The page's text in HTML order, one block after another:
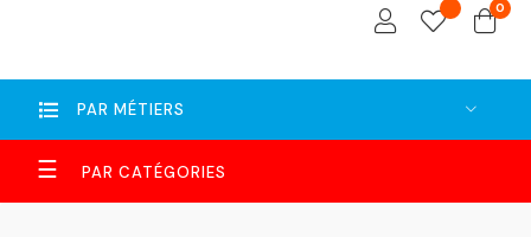
0
PAR MÉTIERS
Basculer
la
navigation
☰